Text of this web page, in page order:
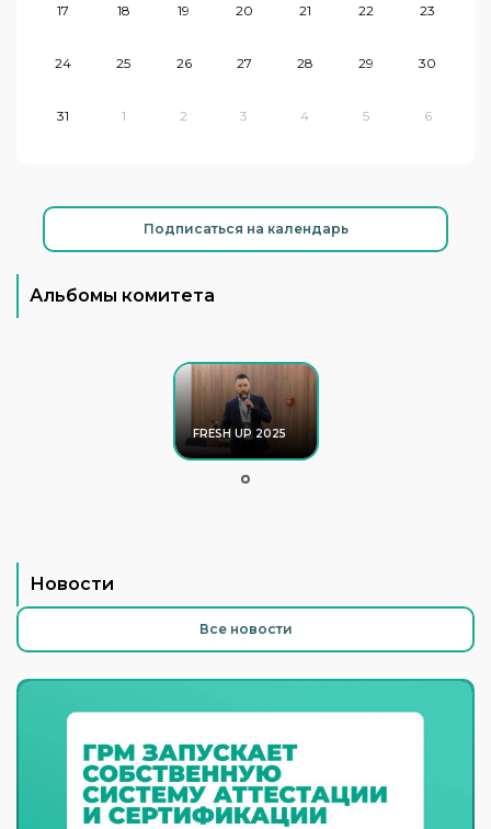
17 18 19 20 21 22 23
24 25 26 27 28 29 30
31 1 2 3 4 5 6
Подписаться на календарь
Альбомы комитета
FRESH UP 2025
Новости
Все новости